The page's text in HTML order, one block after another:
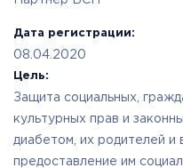
Дата регистрации:
08.04.2020
Цель:
Защита социальных,
культурных прав и
диабетом, их родителей и
предоставление им